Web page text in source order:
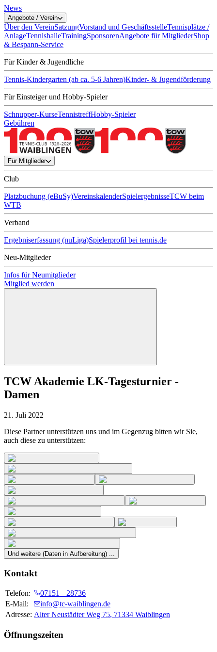
News
Angebote / Verein
Über den VereinSatzungVorstand und GeschäftsstelleTennisplätze /
AnlageTennishalleTrainingSponsorenAngebote für MitgliederShop
& Bespann-Service
Für Kinder & Jugendliche
Tennis-Kindergarten (ab ca. 5-6 Jahren)Kinder- & Jugendförderung
Für Einsteiger und Hobby-Spieler
Schnupper-KurseTennistreffHobby-Spieler
Gebühren
Für Mitglieder
Club
Platzbuchung (eBuSy)VereinskalenderSpielergebnisseTCW beim
WTB
Verband
Ergebniserfassung (nuLiga)Spielerprofil bei tennis.de
Neu-Mitglieder
Infos für Neumitglieder
Mitglied werden
TCW Akademie LK-Tagesturnier -
Damen
21. Juli 2022
Diese Partner unterstützen uns und im Gegenzug bitten wir Sie,
auch diese zu unterstützen:
Und weitere (Daten in Aufbereitung) ...
Kontakt
Telefon:
07151 – 28736
E-Mail:
info@tc-waiblingen.de
Adresse: Alter Neustädter Weg 75, 71334 Waiblingen
Öffnungszeiten